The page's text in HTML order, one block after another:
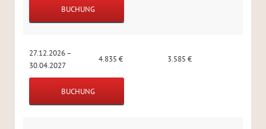
BUCHUNG
27.12.2026 –
30.04.2027
4.835 € 3.585 €
BUCHUNG